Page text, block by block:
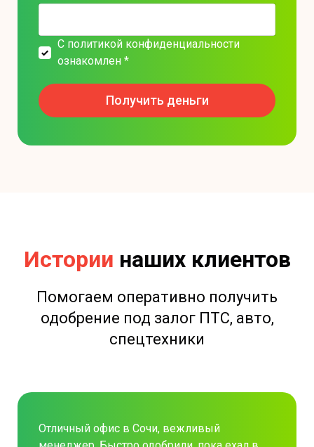
С политикой конфиденциальности
ознакомлен *
Получить деньги
Истории наших клиентов
Помогаем оперативно получить
одобрение под залог ПТС, авто,
спецтехники
Отличный офис в Сочи, вежливый